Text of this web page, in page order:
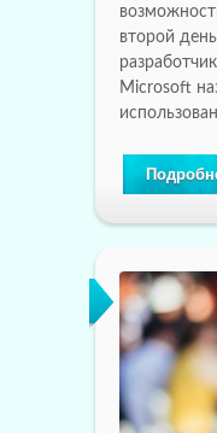
второй
Microsoft